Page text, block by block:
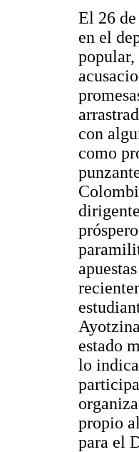
El 26
en el
popular,
con
como
estado
lo
propio
para el